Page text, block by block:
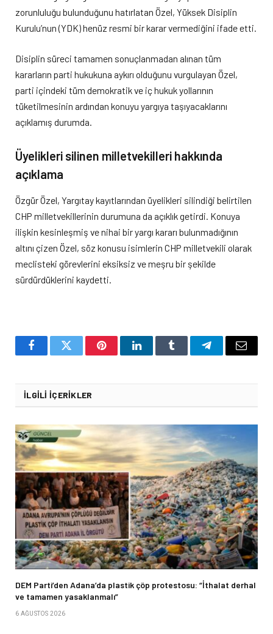
zorunluluğu bulunduğunu hatırlatan Özel, Yüksek Disiplin
Kurulu’nun (YDK) henüz resmi bir karar vermediğini ifade etti.
Disiplin süreci tamamen sonuçlanmadan alınan tüm
kararların parti hukukuna aykırı olduğunu vurgulayan Özel,
parti içindeki tüm demokratik ve iç hukuk yollarının
tüketilmesinin ardından konuyu yargıya taşıyacaklarını
açıklamış durumda.
Üyelikleri silinen milletvekilleri hakkında
açıklama
Özgür Özel, Yargıtay kayıtlarından üyelikleri silindiği belirtilen
CHP milletvekillerinin durumuna da açıklık getirdi. Konuya
ilişkin kesinleşmiş ve nihai bir yargı kararı bulunmadığının
altını çizen Özel, söz konusu isimlerin CHP milletvekili olarak
meclisteki görevlerini eksiksiz ve meşru bir şekilde
sürdürdüklerini kaydetti.
FacebookTwitter PinterestLinkedInTumblr TelegramEmail
İLGILI İÇERIKLER
DEM Parti’den Adana’da plastik çöp protestosu: “İthalat derhal
ve tamamen yasaklanmalı”
6 AĞUSTOS 2026